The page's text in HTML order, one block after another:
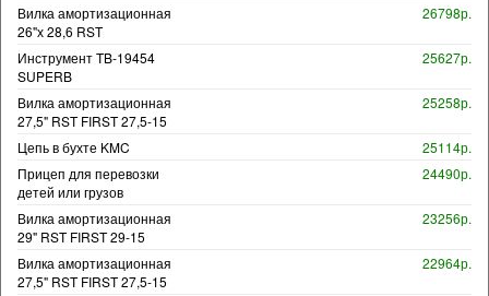
Вилка амортизационная
26"х 28,6 RST
26798р.
Инструмент TB-19454
SUPERB
25627р.
Вилка амортизационная
27,5" RST FIRST 27,5-15
25258р.
Цепь в бухте KMC
25114р.
Прицеп для перевозки
детей или грузов
24490р.
Вилка амортизационная
29" RST FIRST 29-15
23256р.
Вилка амортизационная
27,5" RST FIRST 27,5-15
22964р.